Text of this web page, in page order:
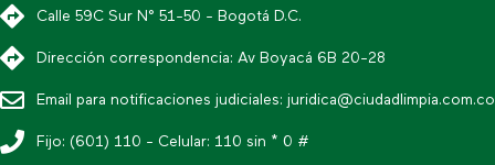
Calle 59C Sur N° 51-50 - Bogotá D.C.
Dirección correspondencia: Av Boyacá 6B 20-28
Email para notificaciones judiciales: juridica@ciudadlimpia.com.co
Fijo: (601) 110 - Celular: 110 sin * 0 #